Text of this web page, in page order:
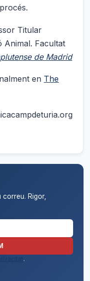
Titular
Animal. Facultat
de Madrid
en The
correu. Rigor,
.